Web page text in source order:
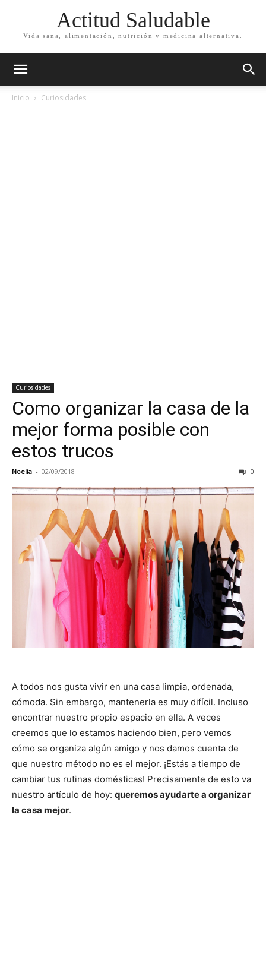
Actitud Saludable
Vida sana, alimentación, nutrición y medicina alternativa.
Inicio Curiosidades
Curiosidades
Como organizar la casa de la
mejor forma posible con
estos trucos
Noelia - 02/09/2018 0
A todos nos gusta vivir en una casa limpia, ordenada,
cómoda. Sin embargo, mantenerla es muy difícil. Incluso
encontrar nuestro propio espacio en ella. A veces
creemos que lo estamos haciendo bien, pero vemos
cómo se organiza algún amigo y nos damos cuenta de
que nuestro método no es el mejor. ¡Estás a tiempo de
cambiar tus rutinas domésticas! Precisamente de esto va
nuestro artículo de hoy: queremos ayudarte a organizar
la casa mejor.